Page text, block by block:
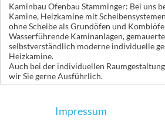
Kaminbau Ofenbau Stamminger: Bei uns
Kamine, Heizkamine mit
ohne Scheibe als Grundöfen und
Wasserführende Kaminanlagen,
selbstverständlich moderne individuelle
Heizkamine.
Auch bei der individuellen
wir Sie gerne Ausführlich.
Impressum